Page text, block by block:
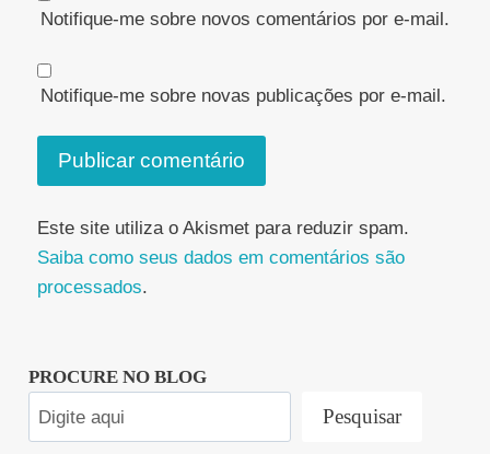
Notifique-me sobre novos comentários por e-mail.
Notifique-me sobre novas publicações por e-mail.
Este site utiliza o Akismet para reduzir spam.
Saiba como seus dados em comentários são
processados.
PROCURE NO BLOG
Pesquisar